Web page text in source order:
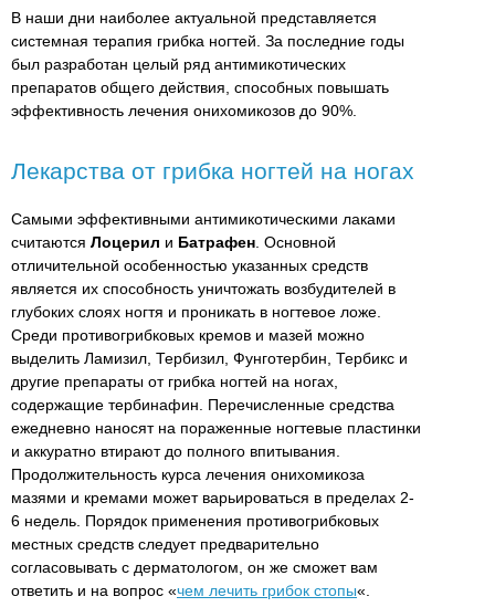
В наши дни наиболее актуальной представляется
системная терапия грибка ногтей. За последние годы
был разработан целый ряд антимикотических
препаратов общего действия, способных повышать
эффективность лечения онихомикозов до 90%.
Лекарства от грибка ногтей на ногах
Самыми эффективными антимикотическими лаками
считаются Лоцерил и Батрафен . Основной
отличительной особенностью указанных средств
является их способность уничтожать возбудителей в
глубоких слоях ногтя и проникать в ногтевое ложе.
Среди противогрибковых кремов и мазей можно
выделить Ламизил, Тербизил, Фунготербин, Тербикс и
другие препараты от грибка ногтей на ногах,
содержащие тербинафин. Перечисленные средства
ежедневно наносят на пораженные ногтевые пластинки
и аккуратно втирают до полного впитывания.
Продолжительность курса лечения онихомикоза
мазями и кремами может варьироваться в пределах 2-
6 недель. Порядок применения противогрибковых
местных средств следует предварительно
согласовывать с дерматологом, он же сможет вам
ответить и на вопрос «чем лечить грибок стопы«.